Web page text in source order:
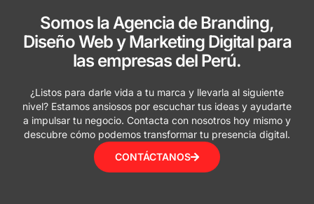
Somos la Agencia de Branding,
Diseño Web y Marketing Digital para
las empresas del Perú.
¿Listos para darle vida a tu marca y llevarla al siguiente
nivel? Estamos ansiosos por escuchar tus ideas y ayudarte
a impulsar tu negocio. Contacta con nosotros hoy mismo y
descubre cómo podemos transformar tu presencia digital.
CONTÁCTANOS